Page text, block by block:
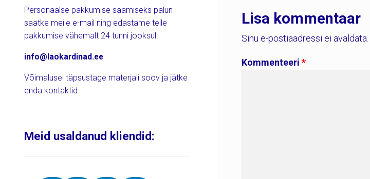
Lisa kommentaar
Sinu e-postiaadressi ei avaldata.
Kommenteeri*
Personaalse pakkumise saamiseks palun
saatke meile e-mail ning edastame teile
pakkumise vähemalt 24 tunni jooksul.
info@laokardinad.ee
Võimalusel täpsustage materjali soov ja jätke
enda kontaktid.
Meid usaldanud kliendid: